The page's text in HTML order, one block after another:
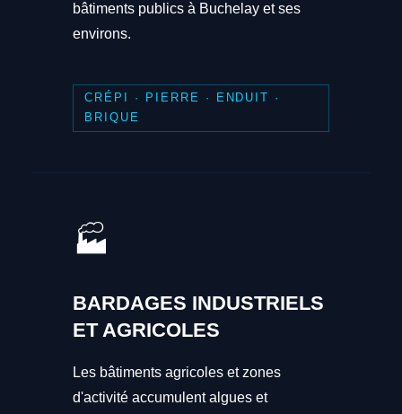
bâtiments publics à Buchelay et ses
environs.
CRÉPI · PIERRE · ENDUIT ·
BRIQUE
🏭
BARDAGES INDUSTRIELS
ET AGRICOLES
Les bâtiments agricoles et zones
d'activité accumulent algues et